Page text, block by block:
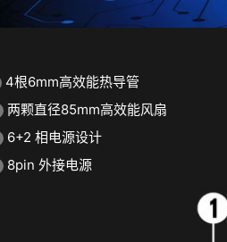
4根6mm高效能热导管
两颗直径85mm高效能风扇
6+2 相电源设计
8pin 外接电源